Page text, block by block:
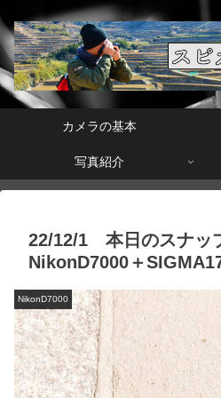
カメラの基本
写真紹介
22/12/1 本日のスナ
NikonD7000＋
NikonD7000